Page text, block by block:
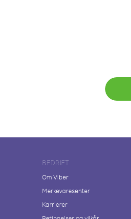
BEDRIFT
Om Viber
Merkevaresenter
Karrierer